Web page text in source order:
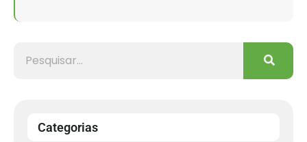
Categorias